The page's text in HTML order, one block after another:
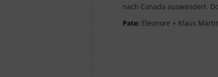
nach Canada auswandert.
Pate: Eleonore + Klaus